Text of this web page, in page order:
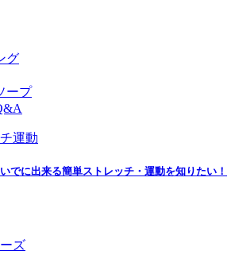
グ
ープ
でに出来る簡単ストレッチ・運動を知りたい！